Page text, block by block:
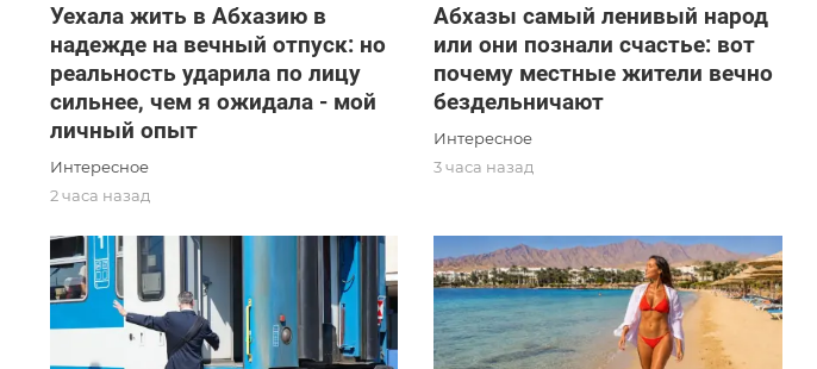
Уехала жить в Абхазию в
надежде на вечный отпуск: но
реальность ударила по лицу
сильнее, чем я ожидала - мой
личный опыт
Интересное
2 часа назад
Абхазы самый ленивый народ
или они познали счастье: вот
почему местные жители вечно
бездельничают
Интересное
3 часа назад